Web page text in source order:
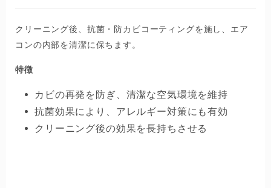
クリーニング後、抗菌・防カビコーティングを施し、エア
コンの内部を清潔に保ちます。
特徴
カビの再発を防ぎ、清潔な空気環境を維持
抗菌効果により、アレルギー対策にも有効
クリーニング後の効果を長持ちさせる